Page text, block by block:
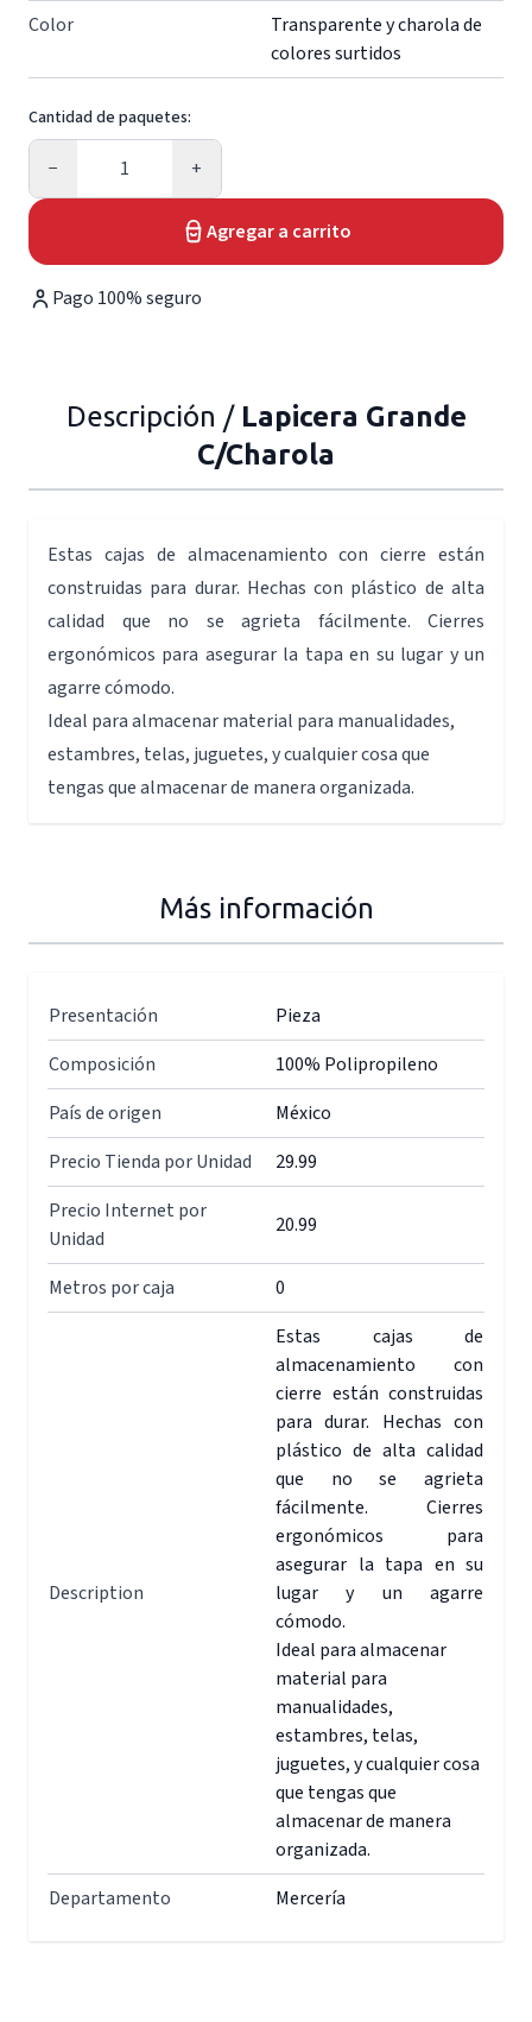
Color
Transparente y charola de
colores surtidos
Cantidad de paquetes:
−
Cantidad
+
Agregar a carrito
Pago 100% seguro
Descripción / Lapicera Grande
C/Charola
Estas cajas de almacenamiento con cierre están
construidas para durar. Hechas con plástico de alta
calidad que no se agrieta fácilmente. Cierres
ergonómicos para asegurar la tapa en su lugar y un
agarre cómodo.
Ideal para almacenar material para manualidades,
estambres, telas, juguetes, y cualquier cosa que
tengas que almacenar de manera organizada.
Más información
Presentación
Pieza
Composición
100% Polipropileno
País de origen
México
Precio Tienda por Unidad
29.99
Precio Internet por
Unidad
20.99
Metros por caja 0
Description
Estas cajas de
almacenamiento con
cierre están construidas
para durar. Hechas con
plástico de alta calidad
que no se agrieta
fácilmente. Cierres
ergonómicos para
asegurar la tapa en su
lugar y un agarre
cómodo.
Ideal para almacenar
material para
manualidades,
estambres, telas,
juguetes, y cualquier cosa
que tengas que
almacenar de manera
organizada.
Departamento
Mercería